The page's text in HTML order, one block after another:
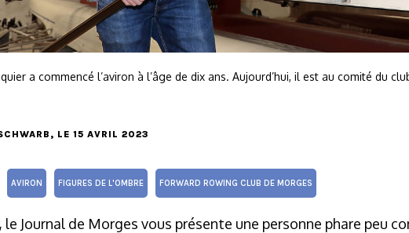
a commencé l’aviron à l’âge de dix ans. Aujourd’hui, il est au comité du
, LE 15 AVRIL 2023
AVIRON FIGURES DE L'OMBRE FORWARD ROWING CLUB DE MORGES
le Journal de Morges vous présente une personne phare peu